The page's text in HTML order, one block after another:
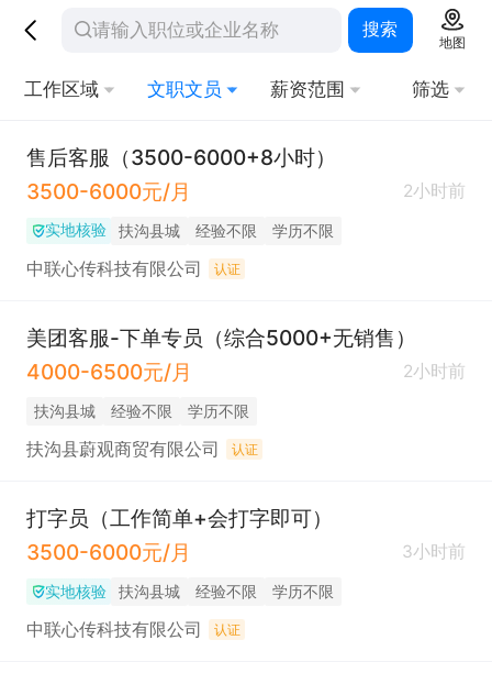
搜索
地图
工作区域 文职文员 薪资范围 筛选
售后客服（3500-6000+8小时）
3500-6000元/月
2小时前
实地核验 扶沟县城 经验不限 学历不限
中联心传科技有限公司 认证
美团客服-下单专员（综合5000+无销售）
4000-6500元/月
2小时前
扶沟县城 经验不限 学历不限
扶沟县蔚观商贸有限公司 认证
打字员（工作简单+会打字即可）
3500-6000元/月
3小时前
实地核验 扶沟县城 经验不限 学历不限
中联心传科技有限公司 认证